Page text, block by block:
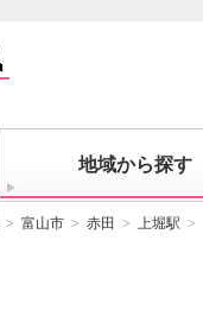
地域から探す
富山市 赤田 上堀駅